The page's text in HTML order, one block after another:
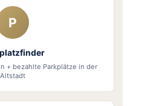
P
+ bezahlte Parkplätze in der
Altstadt